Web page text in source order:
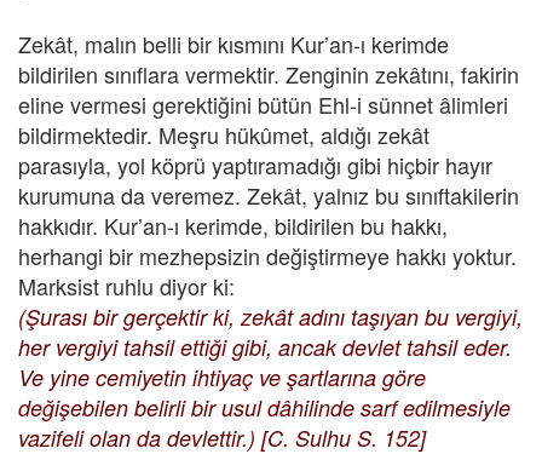
Zekât, malın belli bir kısmını Kur’an-ı kerimde
bildirilen sınıflara vermektir. Zenginin zekâtını, fakirin
eline vermesi gerektiğini bütün Ehl-i sünnet âlimleri
bildirmektedir. Meşru hükûmet, aldığı zekât
parasıyla, yol köprü yaptıramadığı gibi hiçbir hayır
kurumuna da veremez. Zekât, yalnız bu sınıftakilerin
hakkıdır. Kur’an-ı kerimde, bildirilen bu hakkı,
herhangi bir mezhepsizin değiştirmeye hakkı yoktur.
Marksist ruhlu diyor ki:
(Şurası bir gerçektir ki, zekât adını taşıyan bu vergiyi,
her vergiyi tahsil ettiği gibi, ancak devlet tahsil eder.
Ve yine cemiyetin ihtiyaç ve şartlarına göre
değişebilen belirli bir usul dâhilinde sarf edilmesiyle
vazifeli olan da devlettir.) [C. Sulhu S. 152]